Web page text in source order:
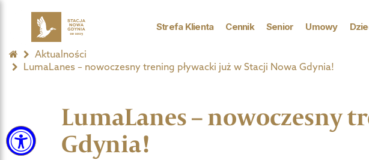
Strefa Klienta Cennik Senior Umowy
Aktualności
LumaLanes – nowoczesny trening pływacki już w Stacji Nowa Gdynia!
LumaLanes – nowoczesny
Gdynia!